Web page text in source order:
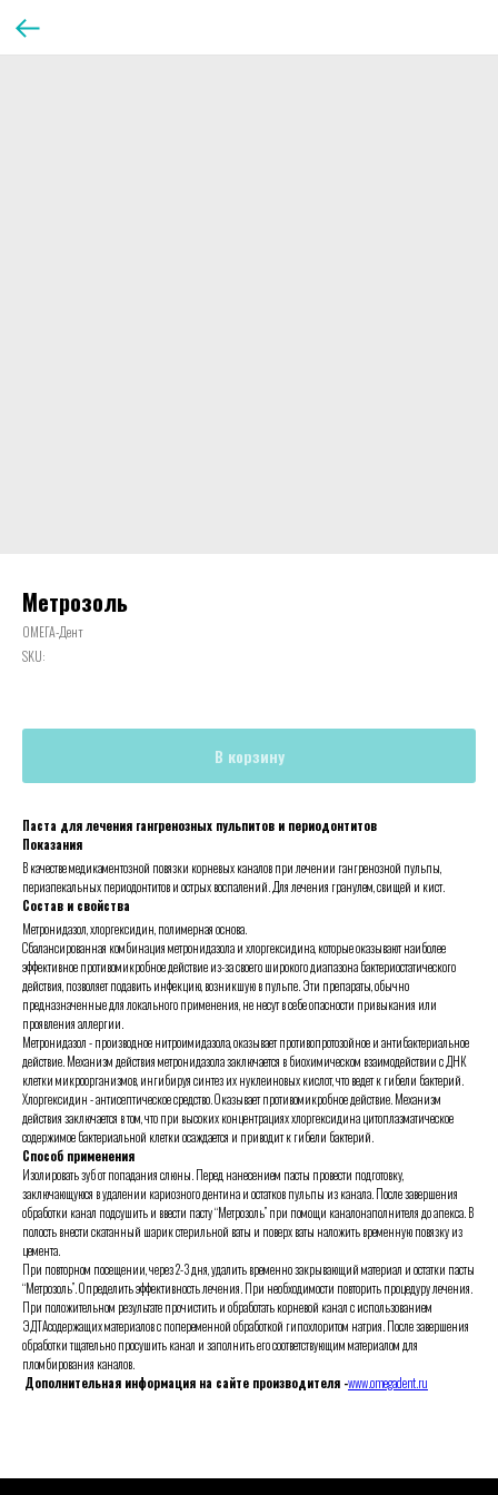
Метрозоль
ОМЕГА-Дент
SKU:
В корзину
Паста для лечения гангренозных пульпитов и периодонтитов
Показания
В качестве медикаментозной повязки корневых каналов при лечении гангренозной пульпы,
периапекальных периодонтитов и острых воспалений. Для лечения гранулем, свищей и кист.
Состав и свойства
Метронидазол, хлоргексидин, полимерная основа.
Сбалансированная комбинация метронидазола и хлоргексидина, которые оказывают наиболее
эффективное противомикробное действие из-за своего широкого диапазона бактериостатического
действия, позволяет подавить инфекцию, возникшую в пульпе. Эти препараты, обычно
предназначенные для локального применения, не несут в себе опасности привыкания или
проявления аллергии.
Метронидазол - производное нитроимидазола, оказывает противопротозойное и антибактериальное
действие. Механизм действия метронидазола заключается в биохимическом взаимодействии с ДНК
клетки микроорганизмов, ингибируя синтез их нуклеиновых кислот, что ведет к гибели бактерий.
Хлоргексидин - антисептическое средство. Оказывает противомикробное действие. Механизм
действия заключается в том, что при высоких концентрациях хлоргексидина цитоплазматическое
содержимое бактериальной клетки осаждается и приводит к гибели бактерий.
Способ применения
Изолировать зуб от попадания слюны. Перед нанесением пасты провести подготовку,
заключающуюся в удалении кариозного дентина и остатков пульпы из канала. После завершения
обработки канал подсушить и ввести пасту “Метрозоль” при помощи каналонаполнителя до апекса. В
полость внести скатанный шарик стерильной ваты и поверх ваты наложить временную повязку из
цемента.
При повторном посещении, через 2-3 дня, удалить временно закрывающий материал и остатки пасты
“Метрозоль”. Определить эффективность лечения. При необходимости повторить процедуру лечения.
При положительном результате прочистить и обработать корневой канал с использованием
ЭДТАсодержащих материалов с попеременной обработкой гипохлоритом натрия. После завершения
обработки тщательно просушить канал и заполнить его соответствующим материалом для
пломбирования каналов.
Дополнительная информация на сайте производителя -www.omegadent.ru